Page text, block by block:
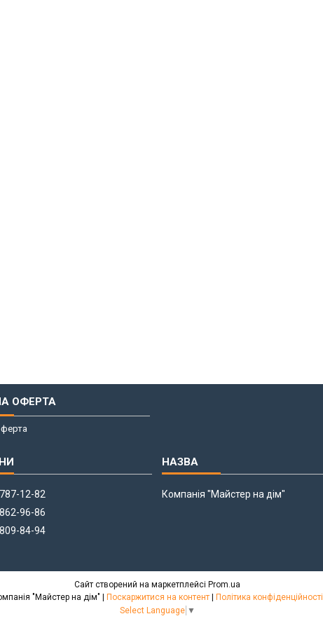
ОФЕРТА
12-82
96-86
84-94
Компанія "Майстер на дім"
Сайт створений на маркетплейсі Prom.ua
Компанія "Майстер на дім" | Поскаржитися на контент | Політика конфіденційності
Select Language ▼